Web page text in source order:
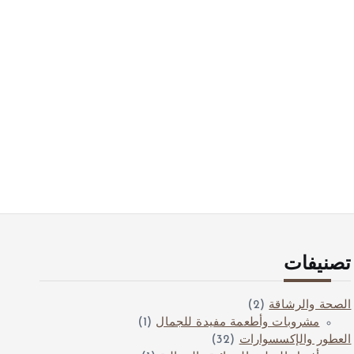
تصنيفات
الصحة والرشاقة (2)
مشروبات وأطعمة مفيدة للجمال (1)
العطور والإكسسوارات (32)